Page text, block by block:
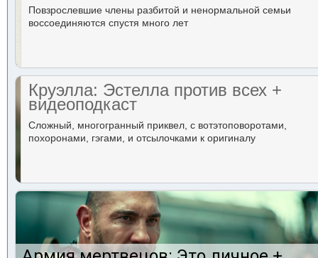
Повзрослевшие члены разбитой и ненормальной семьи
воссоединяются спустя много лет
Круэлла: Эстелла против всех +
видеоподкаст
Сложный, многогранный приквел, с вотэтоповоротами,
похоронами, гэгами, и отсылочками к оригиналу